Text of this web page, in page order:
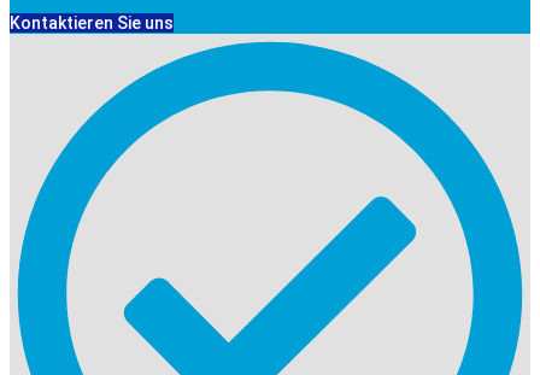
Kontaktieren Sie uns